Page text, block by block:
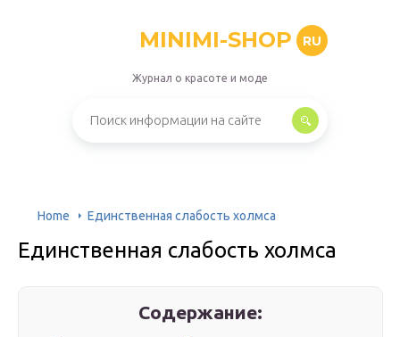
MINIMI-SHOP RU
Журнал о красоте и моде
Home Единственная слабость холмса
Единственная слабость холмса
Содержание: